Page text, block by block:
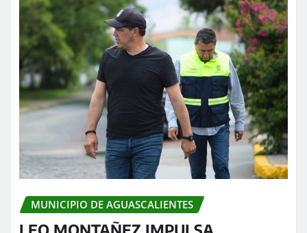
MUNICIPIO DE AGUASCALIENTES